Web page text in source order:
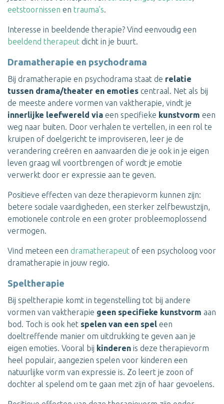
eetstoornissen en trauma’s.
Interesse in beeldende therapie? Vind eenvoudig een
beeldend therapeut dicht in je buurt.
Dramatherapie en psychodrama
Bij dramatherapie en psychodrama staat de relatie
tussen drama/theater en emoties centraal. Net als bij
de meeste andere vormen van vaktherapie, vindt je
innerlijke leefwereld via een specifieke kunstvorm een
weg naar buiten. Door verhalen te vertellen, in een rol te
kruipen of doelgericht te improviseren, leer je de
verandering creëren en aanvaarden die je ook in je eigen
leven graag wil voortbrengen of wordt je emotie
verwerkt door er expressie aan te geven.
Positieve effecten van deze therapievorm kunnen zijn:
betere sociale vaardigheden, een sterker zelfbewustzijn,
emotionele controle en een groter probleemoplossend
vermogen.
Vind meteen een dramatherapeut of een psycholoog voor
dramatherapie in jouw regio.
Speltherapie
Bij speltherapie komt in tegenstelling tot bij andere
vormen van vaktherapie geen specifieke kunstvorm aan
bod. Toch is ook het spelen van een spel een
doeltreffende manier om uitdrukking te geven aan je
eigen emoties. Vooral bij kinderen is deze therapievorm
heel populair, aangezien spelen voor kinderen een
natuurlijke vorm van expressie is. Zo leert je zoon of
dochter al spelend om te gaan met zijn of haar gevoelens.